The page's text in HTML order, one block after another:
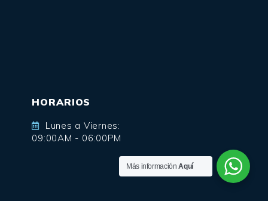
HORARIOS
Lunes a Viernes:
09:00AM - 06:00PM
Más informaciónAquí